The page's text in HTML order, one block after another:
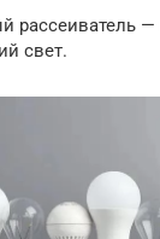
рассеиватель —
свет.